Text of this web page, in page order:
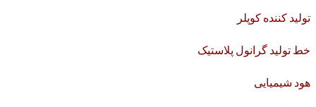
تولید کننده کوپلر
خط تولید گرانول پلاستیک
هود شیمیایی